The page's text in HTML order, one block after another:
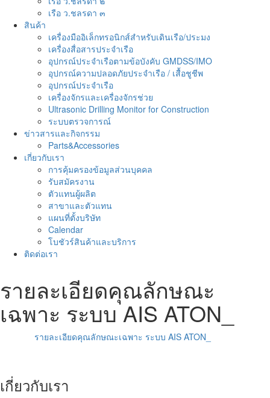
เรือ ว.ชลรดา ๓
สินค้า
เครื่องมืออิเล็กทรอนิกส์สำหรับเดินเรือ/ประมง
เครื่องสื่อสารประจำเรือ
อุปกรณ์ประจำเรือตามข้อบังคับ GMDSS/IMO
อุปกรณ์ความปลอดภัยประจำเรือ / เสื้อชูชีพ
อุปกรณ์ประจำเรือ
เครื่องจักรและเครื่องจักรช่วย
Ultrasonic Drilling Monitor for Construction
ระบบตรวจการณ์
ข่าวสารและกิจกรรม
Parts&Accessories
เกี่ยวกับเรา
การคุ้มครองข้อมูลส่วนบุคคล
รับสมัครงาน
ตัวแทนผู้ผลิต
สาขาและตัวแทน
แผนที่ตั้งบริษัท
Calendar
โบชัวร์สินค้าและบริการ
ติดต่อเรา
รายละเอียดคุณลักษณะ
เฉพาะ ระบบ AIS ATON_
รายละเอียดคุณลักษณะเฉพาะ ระบบ AIS ATON_
เกี่ยวกับเรา